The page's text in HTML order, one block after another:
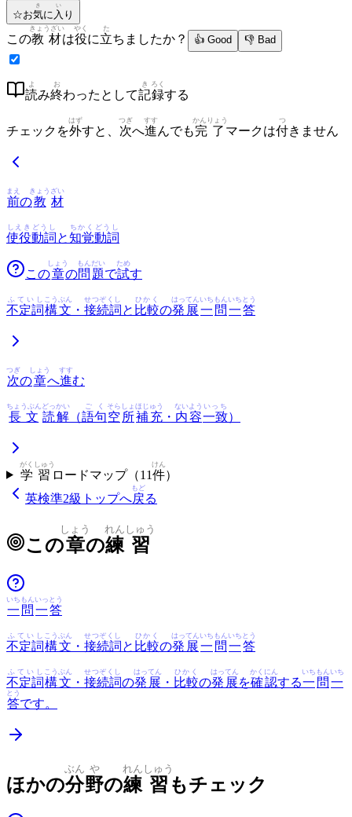
☆お気
き
に 入
い
り
この教材
きょうざい
は役
やく
に立
た
ちましたか？ 👍 Good 👎 Bad
読
よ
み終
お
わったとして記
き
録
ろく
する
チェックを外
はず
すと、 次
つぎ
へ進
すす
んでも完了
かんりょう
マークは付
つ
きません
前
まえ
の教
きょう
材
ざい
使役
しえき
動詞
どうし
と知覚
ちかく
動詞
どうし
この章
しょう
の問
もん
題
だい
で試
ため
す
不定詞
ふていし
構文
こうぶん
・ 接続詞
せつぞくし
と 比較
ひかく
の発展
はってん
一
いち
問
もん
一
いち
答
とう
次
つぎ
の章
しょう
へ進
すす
む
長文
ちょうぶん
読解
どっかい
（語句
ごく
空
そら
所
しょ
補充
ほじゅう
・ 内容
ないよう
一致
いっち
）
学
がく
習
しゅう
ロードマップ（11件
けん
）
英検準2級 トップへ戻
もど
る
この章
しょう
の練
れん
習
しゅう
一
いち
問
もん
一
いっ
答
とう
不定詞
ふていし
構文
こうぶん
・ 接続詞
せつぞくし
と 比較
ひかく
の発展
はってん
一
いち
問
もん
一
いち
答
とう
不定詞
ふていし
構文
こうぶん
・ 接続詞
せつぞくし
の発展
はってん
・ 比較
ひかく
の発展
はってん
を確認
かくにん
する一
いち
問
もん
一
いち
答
とう
です。
ほかの分
ぶん
野
や
の練
れん
習
しゅう
もチェック